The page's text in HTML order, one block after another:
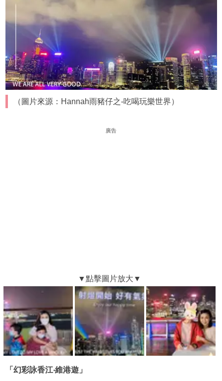
（圖片來源：Hannah雨豬仔之-吃喝玩樂世界）
廣告
「幻彩詠香江‧維港遊」